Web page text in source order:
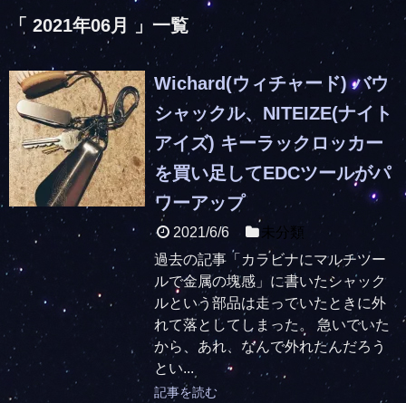
「 2021年06月 」一覧
Wichard(ウィチャード) バウ
シャックル、NITEIZE(ナイト
アイズ) キーラックロッカー
を買い足してEDCツールがパ
ワーアップ
2021/6/6
未分類
過去の記事「カラビナにマルチツー
ルで金属の塊感」に書いたシャック
ルという部品は走っていたときに外
れて落としてしまった。 急いでいた
から、あれ、なんで外れたんだろう
とい...
記事を読む